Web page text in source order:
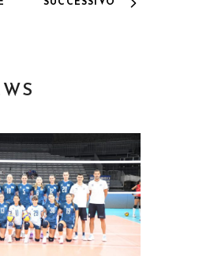
SUCCESSIVO